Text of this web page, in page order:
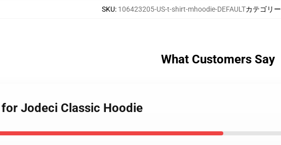
SKU: 106423205-US-t-shirt-mhoodie-DEFAULTカテゴリー
What Customers Say
Jodeci Classic Hoodie